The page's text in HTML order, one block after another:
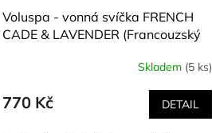
Voluspa - vonná svíčka FRENCH
CADE & LAVENDER (Francouzský
produktu
Skladem (5 ks)
770 Kč DETAIL